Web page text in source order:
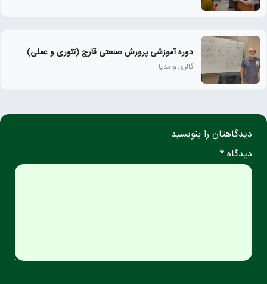
دوره آموزشی پرورش صنعتی قارچ (تئوری و عملی)
گالری و مدیا
دیدگاهتان را بنویسید
دیدگاه *